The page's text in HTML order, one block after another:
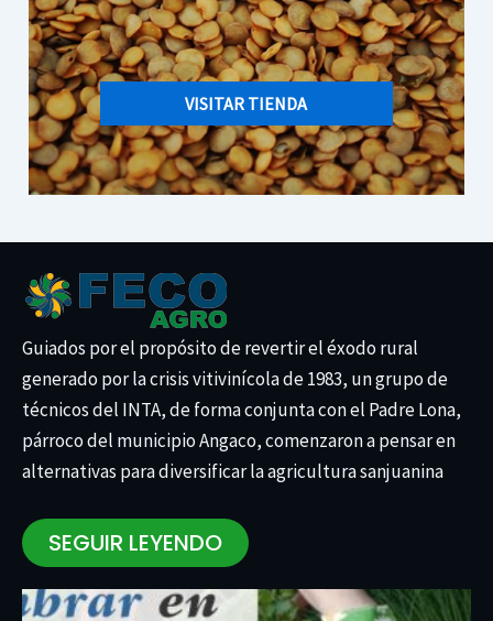
VISITAR TIENDA
Guiados por el propósito de revertir el éxodo rural
generado por la crisis vitivinícola de 1983, un grupo de
técnicos del INTA, de forma conjunta con el Padre Lona,
párroco del municipio Angaco, comenzaron a pensar en
alternativas para diversificar la agricultura sanjuanina
SEGUIR LEYENDO